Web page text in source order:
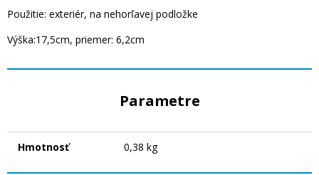
Použitie: exteriér, na nehorľavej podložke
Výška:17,5cm, priemer: 6,2cm
Parametre
Hmotnosť 0,38 kg